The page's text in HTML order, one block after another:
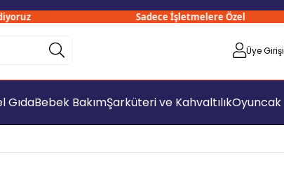
Sadece İşletmelere Özel
Üye Girişi
GıdaBebek BakımŞarküteri ve KahvaltılıkOyuncak